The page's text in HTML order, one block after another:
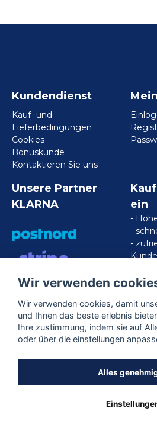
Kundendienst
Kauf- und
Lieferbedingungen
Cookies
Bonuskunde
Kontaktieren Sie uns
Unsere Partner
KLARNA
VISA/MASTERCARD/
EXPRESS
ein
-
-
-
Folgen Sie uns
Wir verwenden
Wir verwenden cookies, damit
und Ihnen das beste erlebnis
Ihre zustimmung, indem sie auf
oder über die einstellungen
Alles